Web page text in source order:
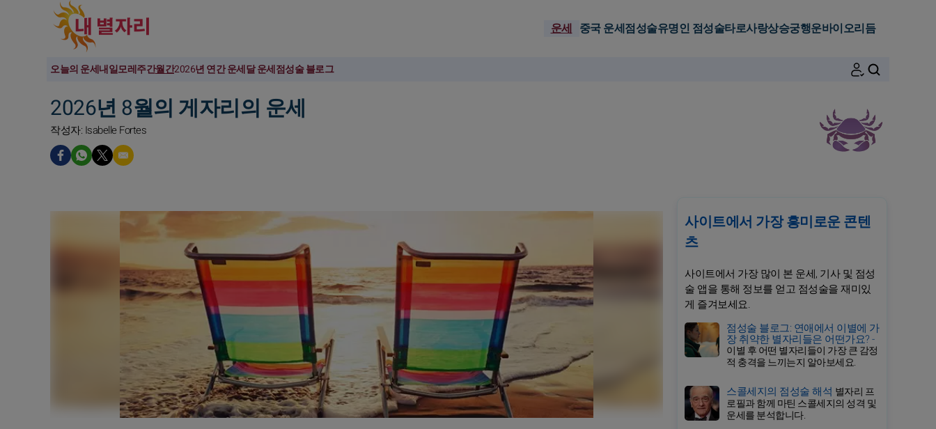
운세 중국 운세점성술유명인 점성술타로사랑상승궁행운바이오리듬
오늘의 운세내일모레주간월간2026년 연간 운세달 운세점성술 블로그
2026년 8월의 게자리의 운세
작성자: Isabelle Fortes
사이트에서 가장 흥미로운 콘텐
츠
사이트에서 가장 많이 본 운세, 기사 및 점성
술 앱을 통해 정보를 얻고 점성술을 재미있
게 즐겨보세요.
점성술 블로그: 연애에서 이별에 가
장 취약한 별자리들은 어떤가요? -
이별 후 어떤 별자리들이 가장 큰 감정
적 충격을 느끼는지 알아보세요.
스콜세지의 점성술 해석 별자리 프
로필과 함께 마틴 스콜세지의 성격 및
운세를 분석합니다.